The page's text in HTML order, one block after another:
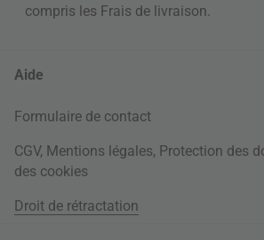
compris les Frais de livraison
Aide
Formulaire de contact
CGV, Mentions légales, Protection des
des cookies
Droit de rétractation